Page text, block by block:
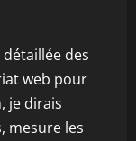
des
web pour
je dirais
mesure les